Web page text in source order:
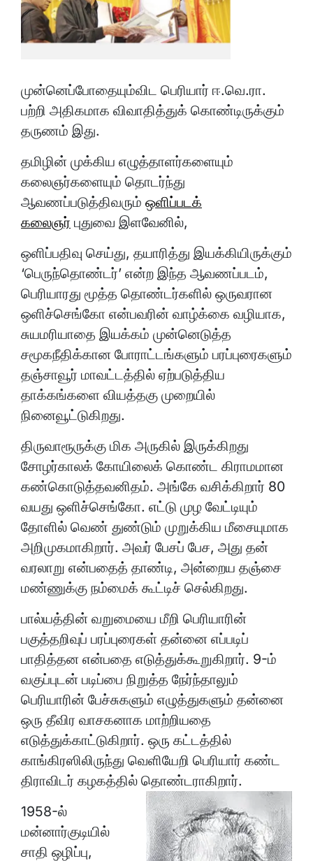
முன்னெப்போதையும்விட பெரியார் ஈ.வெ.ரா.
பற்றி அதிகமாக விவாதித்துக் கொண்டிருக்கும்
தருணம் இது.
தமிழின் முக்கிய எழுத்தாளர்களையும்
கலைஞர்களையும் தொடர்ந்து
ஆவணப்படுத்திவரும் ஒளிப்படக்
கலைஞர் புதுவை இளவேனில்,
ஒளிப்பதிவு செய்து, தயாரித்து இயக்கியிருக்கும்
‘பெருந்தொண்டர்’ என்ற இந்த ஆவணப்படம்,
பெரியாரது மூத்த தொண்டர்களில் ஒருவரான
ஒளிச்செங்கோ என்பவரின் வாழ்க்கை வழியாக,
சுயமரியாதை இயக்கம் முன்னெடுத்த
சமூகநீதிக்கான போராட்டங்களும் பரப்புரைகளும்
தஞ்சாவூர் மாவட்டத்தில் ஏற்படுத்திய
தாக்கங்களை வியத்தகு முறையில்
நினைவூட்டுகிறது.
திருவாரூருக்கு மிக அருகில் இருக்கிறது
சோழர்காலக் கோயிலைக் கொண்ட கிராமமான
கண்கொடுத்தவனிதம். அங்கே வசிக்கிறார் 80
வயது ஒளிச்செங்கோ. எட்டு முழ வேட்டியும்
தோளில் வெண் துண்டும் முறுக்கிய மீசையுமாக
அறிமுகமாகிறார். அவர் பேசப் பேச, அது தன்
வரலாறு என்பதைத் தாண்டி, அன்றைய தஞ்சை
மண்ணுக்கு நம்மைக் கூட்டிச் செல்கிறது.
பால்யத்தின் வறுமையை மீறி பெரியாரின்
பகுத்தறிவுப் பரப்புரைகள் தன்னை எப்படிப்
பாதித்தன என்பதை எடுத்துக்கூறுகிறார். 9-ம்
வகுப்புடன் படிப்பை நிறுத்த நேர்ந்தாலும்
பெரியாரின் பேச்சுகளும் எழுத்துகளும் தன்னை
ஒரு தீவிர வாசகனாக மாற்றியதை
எடுத்துக்காட்டுகிறார். ஒரு கட்டத்தில்
காங்கிரஸிலிருந்து வெளியேறி பெரியார் கண்ட
திராவிடர் கழகத்தில் தொண்டராகிறார்.
1958-ல்
மன்னார்குடியில்
சாதி ஒழிப்பு,